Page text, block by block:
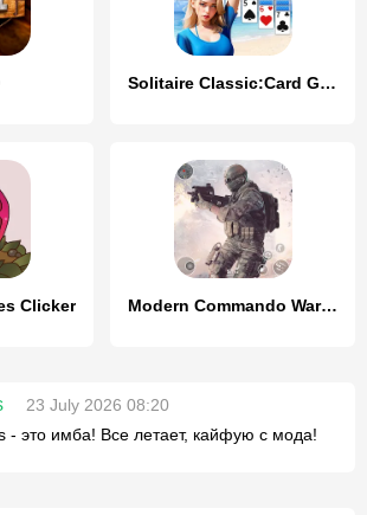
Solitaire Classic:Card Game
Clicker Modern Commando Warfare Combat
23 July 2026 08:20
- это имба! Все летает, кайфую с мода!